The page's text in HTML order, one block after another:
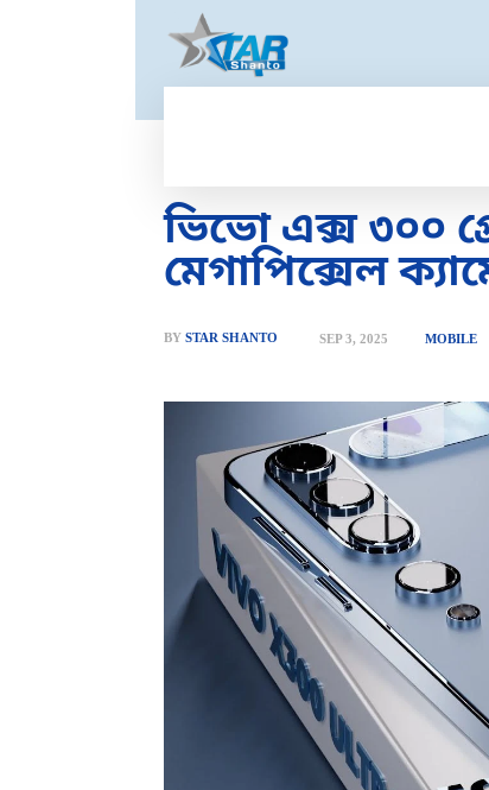
ভিভো এক্স ৩০০
মেগাপিক্সেল
BY STAR SHANTO SEP 3, 2025 MOBILE